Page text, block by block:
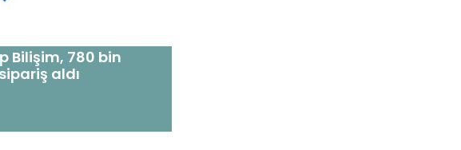
Bilişim, 780 bin
aldı